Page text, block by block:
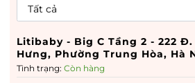
Litibaby - Big C Tầng 2 - 222
Hưng, Phường Trung Hòa, Hà
Tình trạng: Còn hàng